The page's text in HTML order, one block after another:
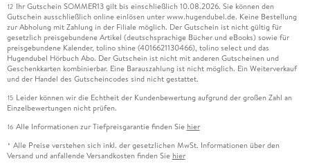
12 Ihr Gutschein SOMMER13 gilt bis einschließlich 10.08.2026. Sie können den
Gutschein ausschließlich online einlösen unter www.hugendubel.de. Keine Bestellung
zur Abholung mit Zahlung in der Filiale möglich. Der Gutschein ist nicht gültig für
gesetzlich preisgebundene Artikel (deutschsprachige Bücher und eBooks) sowie für
preisgebundene Kalender, tolino shine (4016621130466), tolino select und das
Hugendubel Hörbuch Abo. Der Gutschein ist nicht mit anderen Gutscheinen und
Geschenkkarten kombinierbar. Eine Barauszahlung ist nicht möglich. Ein Weiterverkauf
und der Handel des Gutscheincodes sind nicht gestattet.
15 Leider können wir die Echtheit der Kundenbewertung aufgrund der großen Zahl an
Einzelbewertungen nicht prüfen.
16 Alle Informationen zur Tiefpreisgarantie finden Sie hier
* Alle Preise verstehen sich inkl. der gesetzlichen MwSt. Informationen über den
Versand und anfallende Versandkosten finden Sie hier